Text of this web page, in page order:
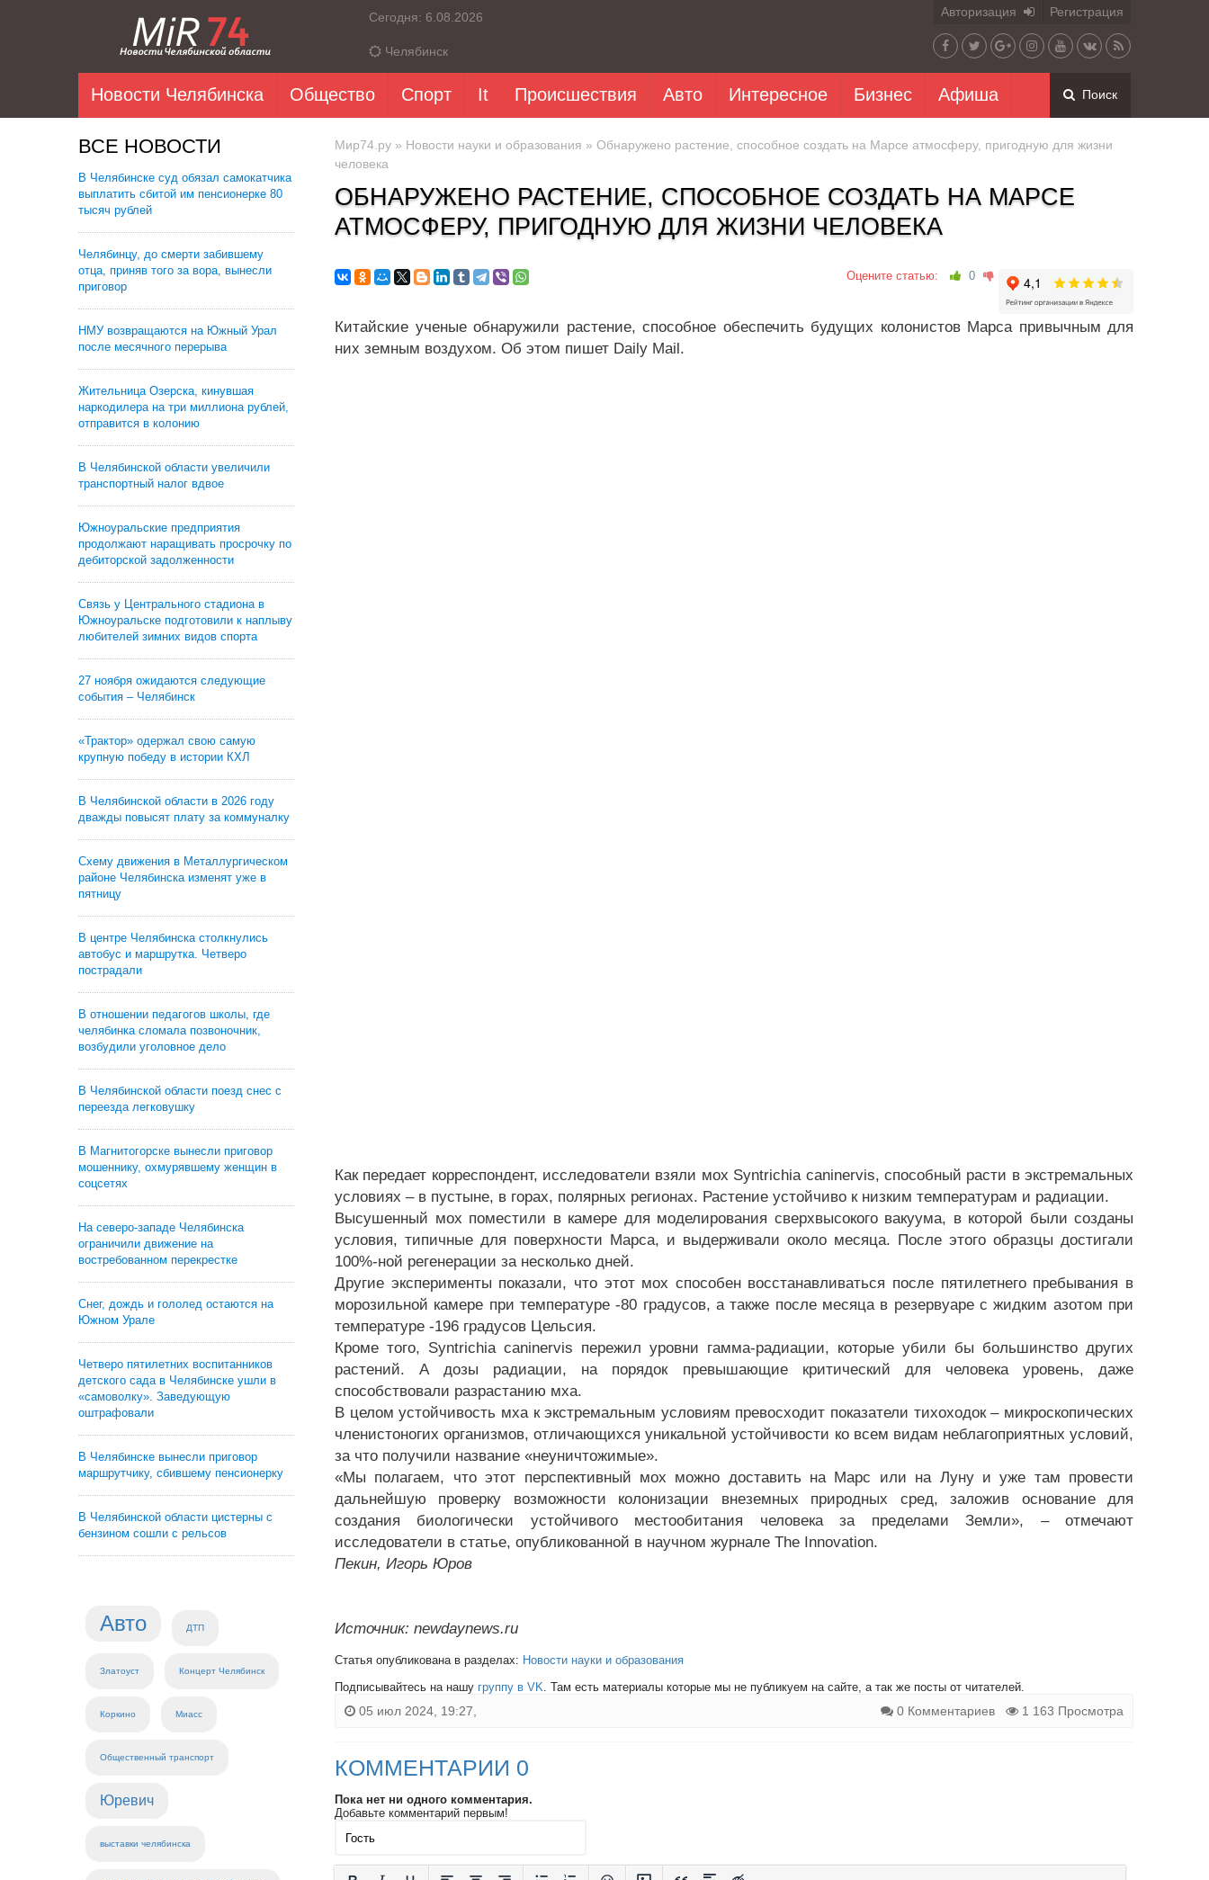
Сегодня: 6.08.2026
Челябинск
Авторизация Регистрация
Новости Челябинска Общество Спорт It Происшествия Авто Интересное Бизнес Афиша Поиск
ВСЕ НОВОСТИ
В Челябинске суд обязал самокатчика
выплатить сбитой им пенсионерке 80
тысяч рублей
Челябинцу, до смерти забившему
отца, приняв того за вора, вынесли
приговор
НМУ возвращаются на Южный Урал
после месячного перерыва
Жительница Озерска, кинувшая
наркодилера на три миллиона рублей,
отправится в колонию
В Челябинской области увеличили
транспортный налог вдвое
Южноуральские предприятия
продолжают наращивать просрочку по
дебиторской задолженности
Связь у Центрального стадиона в
Южноуральске подготовили к наплыву
любителей зимних видов спорта
27 ноября ожидаются следующие
события – Челябинск
«Трактор» одержал свою самую
крупную победу в истории КХЛ
В Челябинской области в 2026 году
дважды повысят плату за коммуналку
Схему движения в Металлургическом
районе Челябинска изменят уже в
пятницу
В центре Челябинска столкнулись
автобус и маршрутка. Четверо
пострадали
В отношении педагогов школы, где
челябинка сломала позвоночник,
возбудили уголовное дело
В Челябинской области поезд снес с
переезда легковушку
В Магнитогорске вынесли приговор
мошеннику, охмурявшему женщин в
соцсетях
На северо-западе Челябинска
ограничили движение на
востребованном перекрестке
Снег, дождь и гололед остаются на
Южном Урале
Четверо пятилетних воспитанников
детского сада в Челябинске ушли в
«самоволку». Заведующую
оштрафовали
В Челябинске вынесли приговор
маршрутчику, сбившему пенсионерку
В Челябинской области цистерны с
бензином сошли с рельсов
Авто ДТП
Златоуст Концерт Челябинск
Коркино Миасс
Общественный транспорт
Юревич
выставки челябинска
Мир74.ру » Новости науки и образования » Обнаружено растение, способное создать на Марсе атмосферу, пригодную для жизни
человека
ОБНАРУЖЕНО РАСТЕНИЕ, СПОСОБНОЕ СОЗДАТЬ НА МАРСЕ
АТМОСФЕРУ, ПРИГОДНУЮ ДЛЯ ЖИЗНИ ЧЕЛОВЕКА
Оцените статью: 0
Китайские ученые обнаружили растение, способное обеспечить будущих колонистов Марса привычным для
них земным воздухом. Об этом пишет Daily Mail.
Как передает корреспондент, исследователи взяли мох Syntrichia caninervis, способный расти в экстремальных
условиях – в пустыне, в горах, полярных регионах. Растение устойчиво к низким температурам и радиации.
Высушенный мох поместили в камере для моделирования сверхвысокого вакуума, в которой были созданы
условия, типичные для поверхности Марса, и выдерживали около месяца. После этого образцы достигали
100%-ной регенерации за несколько дней.
Другие эксперименты показали, что этот мох способен восстанавливаться после пятилетнего пребывания в
морозильной камере при температуре -80 градусов, а также после месяца в резервуаре с жидким азотом при
температуре -196 градусов Цельсия.
Кроме того, Syntrichia caninervis пережил уровни гамма-радиации, которые убили бы большинство других
растений. А дозы радиации, на порядок превышающие критический для человека уровень, даже
способствовали разрастанию мха.
В целом устойчивость мха к экстремальным условиям превосходит показатели тихоходок – микроскопических
членистоногих организмов, отличающихся уникальной устойчивости ко всем видам неблагоприятных условий,
за что получили название «неуничтожимые».
«Мы полагаем, что этот перспективный мох можно доставить на Марс или на Луну и уже там провести
дальнейшую проверку возможности колонизации внеземных природных сред, заложив основание для
создания биологически устойчивого местообитания человека за пределами Земли», – отмечают
исследователи в статье, опубликованной в научном журнале The Innovation.
Пекин, Игорь Юров
Источник: newdaynews.ru
Статья опубликована в разделах: Новости науки и образования
Подписывайтесь на нашу группу в VK. Там есть материалы которые мы не публикуем на сайте, а так же посты от читателей.
05 июл 2024, 19:27, 0 Комментариев 1 163 Просмотра
КОММЕНТАРИИ 0
Пока нет ни одного комментария.
Добавьте комментарий первым!